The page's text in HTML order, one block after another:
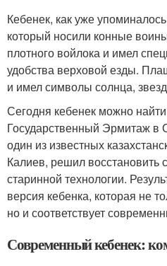
Кебенек, как уже
который носили конные
плотного войлока и имел
удобства верховой езды.
и имел символы солнца,
Сегодня кебенек можно найти
Государственный Эрмитаж в
один из известных
Калиев, решил восстановить
старинной технологии.
версия кебенка, которая не
но и соответствует
Современный кебенек: